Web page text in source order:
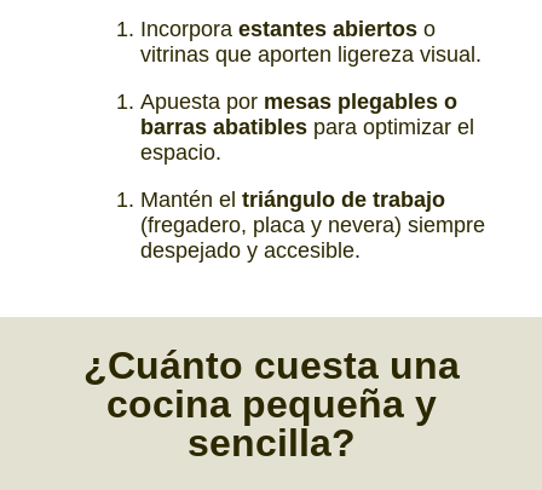
Incorpora estantes abiertoso
vitrinas que aporten ligereza visual.
Apuesta por mesas plegables o
barras abatiblespara optimizar el
espacio.
Mantén el triángulo de trabajo
(fregadero, placa y nevera) siempre
despejado y accesible.
¿Cuánto cuestauna
cocina pequeña y
sencilla?